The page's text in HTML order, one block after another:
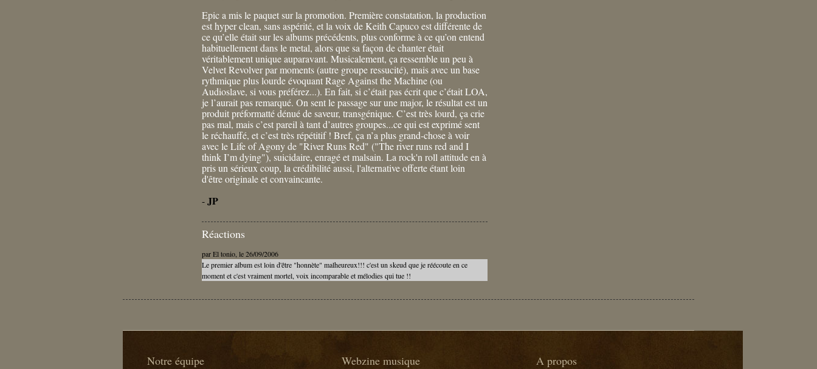
Epic a mis le paquet sur la promotion. Première constatation, la production
est hyper clean, sans aspérité, et la voix de Keith Capuco est différente de
ce qu’elle était sur les albums précédents, plus conforme à ce qu’on entend
habituellement dans le metal, alors que sa façon de chanter était
véritablement unique auparavant. Musicalement, ça ressemble un peu à
Velvet Revolver par moments (autre groupe ressucité), mais avec un base
rythmique plus lourde évoquant Rage Against the Machine (ou
Audioslave, si vous préférez...). En fait, si c’était pas écrit que c’était LOA,
je l’aurait pas remarqué. On sent le passage sur une major, le résultat est un
produit préformatté dénué de saveur, transgénique. C’est très lourd, ça crie
pas mal, mais c’est pareil à tant d’autres groupes...ce qui est exprimé sent
le réchauffé, et c’est très répétitif ! Bref, ça n’a plus grand-chose à voir
avec le Life of Agony de "River Runs Red" ("The river runs red and I
think I’m dying"), suicidaire, enragé et malsain. La rock'n roll attitude en à
pris un sérieux coup, la crédibilité aussi, l'alternative offerte étant loin
d'être originale et convaincante.
-JP
Réactions
parEl tonio , le 26/09/2006
Le premier album est loin d'être "honnète" malheureux!!! c'est un skeud que je réécoute en ce
moment et c'est vraiment mortel, voix incomparable et mélodies qui tue !!
Notre équipe Webzine musique A propos